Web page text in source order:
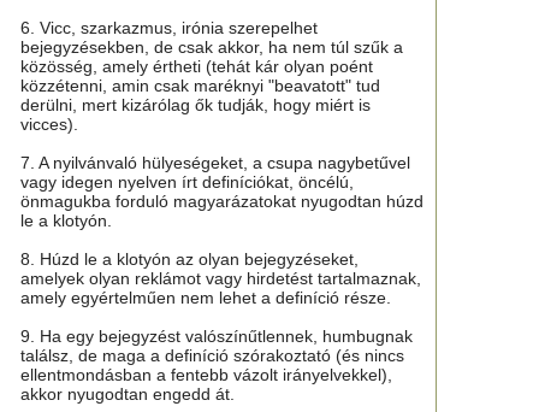
6. Vicc, szarkazmus, irónia szerepelhet
bejegyzésekben, de csak akkor, ha nem túl szűk a
közösség, amely értheti (tehát kár olyan poént
közzétenni, amin csak maréknyi "beavatott" tud
derülni, mert kizárólag ők tudják, hogy miért is
vicces).
7. A nyilvánvaló hülyeségeket, a csupa nagybetűvel
vagy idegen nyelven írt definíciókat, öncélú,
önmagukba forduló magyarázatokat nyugodtan húzd
le a klotyón.
8. Húzd le a klotyón az olyan bejegyzéseket,
amelyek olyan reklámot vagy hirdetést tartalmaznak,
amely egyértelműen nem lehet a definíció része.
9. Ha egy bejegyzést valószínűtlennek, humbugnak
találsz, de maga a definíció szórakoztató (és nincs
ellentmondásban a fentebb vázolt irányelvekkel),
akkor nyugodtan engedd át.